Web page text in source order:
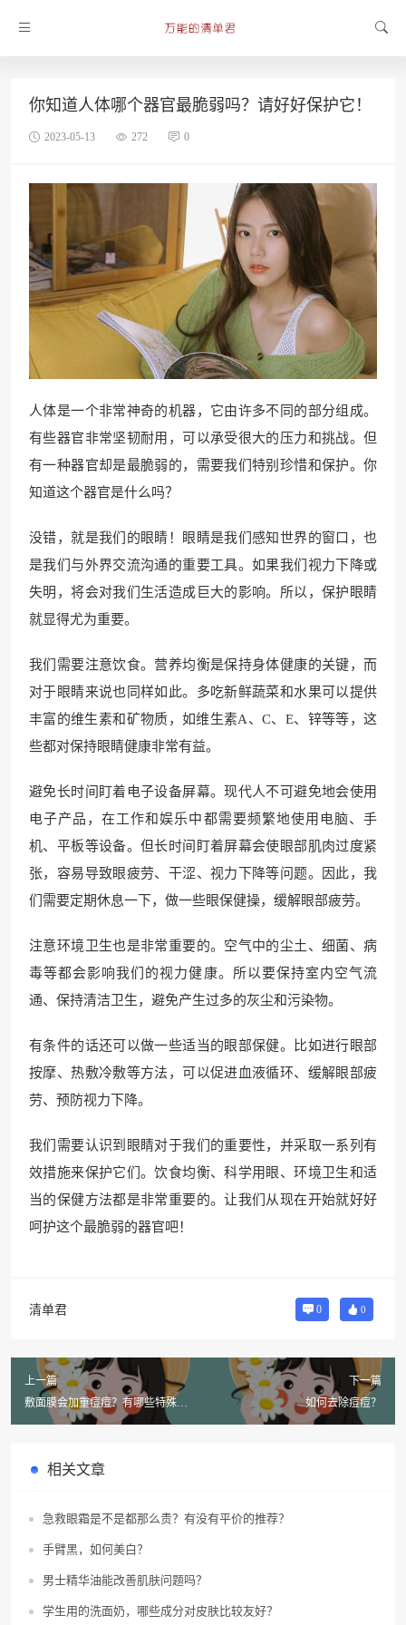
你知道人体哪个器官最脆弱吗？请好好保护它！
2023-05-13 272 0
人体是一个非常神奇的机器，它由许多不同的部分组成。
有些器官非常坚韧耐用，可以承受很大的压力和挑战。但
有一种器官却是最脆弱的，需要我们特别珍惜和保护。你
知道这个器官是什么吗？
没错，就是我们的眼睛！眼睛是我们感知世界的窗口，也
是我们与外界交流沟通的重要工具。如果我们视力下降或
失明，将会对我们生活造成巨大的影响。所以，保护眼睛
就显得尤为重要。
我们需要注意饮食。营养均衡是保持身体健康的关键，而
对于眼睛来说也同样如此。多吃新鲜蔬菜和水果可以提供
丰富的维生素和矿物质，如维生素A、C、E、锌等等，这
些都对保持眼睛健康非常有益。
避免长时间盯着电子设备屏幕。现代人不可避免地会使用
电子产品，在工作和娱乐中都需要频繁地使用电脑、手
机、平板等设备。但长时间盯着屏幕会使眼部肌肉过度紧
张，容易导致眼疲劳、干涩、视力下降等问题。因此，我
们需要定期休息一下，做一些眼保健操，缓解眼部疲劳。
注意环境卫生也是非常重要的。空气中的尘土、细菌、病
毒等都会影响我们的视力健康。所以要保持室内空气流
通、保持清洁卫生，避免产生过多的灰尘和污染物。
有条件的话还可以做一些适当的眼部保健。比如进行眼部
按摩、热敷冷敷等方法，可以促进血液循环、缓解眼部疲
劳、预防视力下降。
我们需要认识到眼睛对于我们的重要性，并采取一系列有
效措施来保护它们。饮食均衡、科学用眼、环境卫生和适
当的保健方法都是非常重要的。让我们从现在开始就好好
呵护这个最脆弱的器官吧！
清单君 0 0
上一篇
敷面膜会加重痘痘？有哪些特殊材
质高效面膜能祛痘？
下一篇
如何去除痘痘？
相关文章
急救眼霜是不是都那么贵？有没有平价的推荐？
手臂黑，如何美白？
男士精华油能改善肌肤问题吗？
学生用的洗面奶，哪些成分对皮肤比较友好？